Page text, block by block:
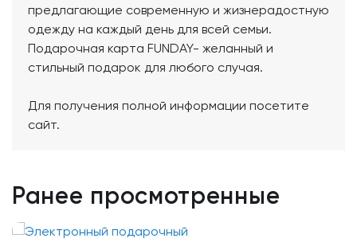
предлагающие современную и жизнерадостную
одежду на каждый день для всей семьи.
Подарочная карта FUNDAY- желанный и
стильный подарок для любого случая.
Для получения полной информации посетите
сайт.
Ранее просмотренные